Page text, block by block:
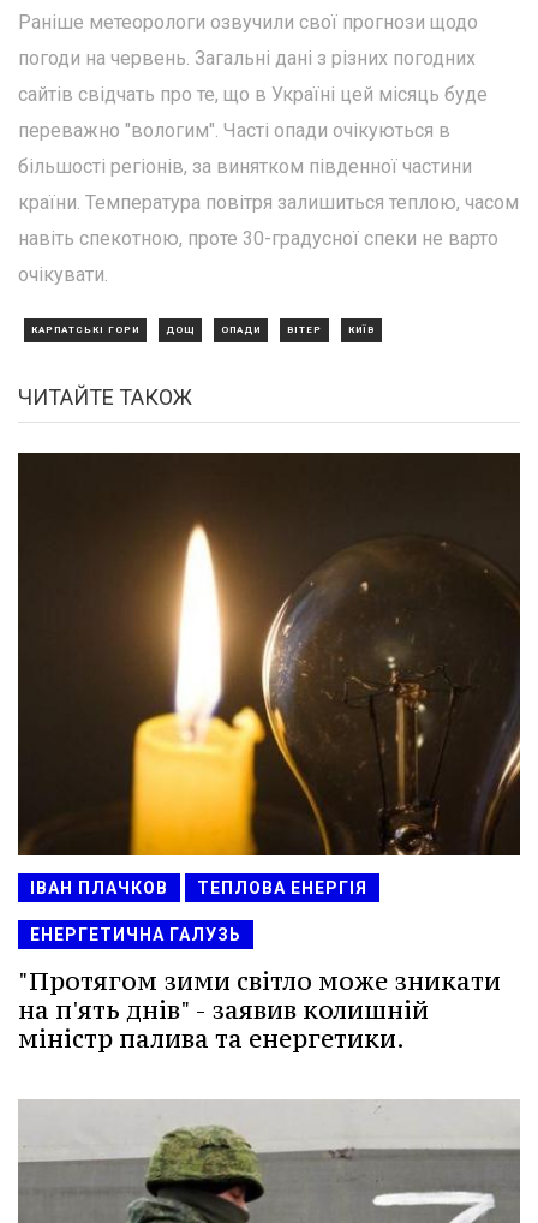
Раніше метеорологи озвучили свої прогнози щодо
погоди на червень. Загальні дані з різних погодних
сайтів свідчать про те, що в Україні цей місяць буде
переважно "вологим". Часті опади очікуються в
більшості регіонів, за винятком південної частини
країни. Температура повітря залишиться теплою, часом
навіть спекотною, проте 30-градусної спеки не варто
очікувати.
КАРПАТСЬКІ ГОРИ ДОЩ ОПАДИ ВІТЕР КИЇВ
ЧИТАЙТЕ ТАКОЖ
ІВАН ПЛАЧКОВ ТЕПЛОВА ЕНЕРГІЯ
ЕНЕРГЕТИЧНА ГАЛУЗЬ
"Протягом зими світло може зникати
на п'ять днів" - заявив колишній
міністр палива та енергетики.